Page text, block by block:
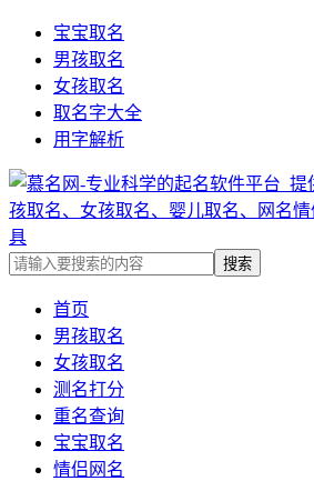
宝宝取名
男孩取名
女孩取名
取名字大全
用字解析
首页
男孩取名
女孩取名
测名打分
重名查询
宝宝取名
情侣网名